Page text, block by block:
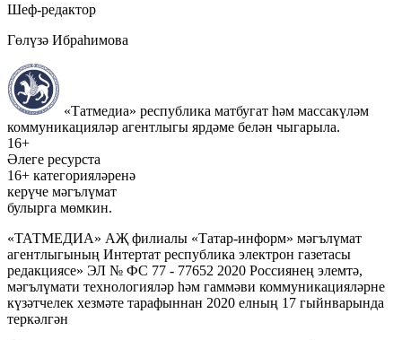
Шеф-редактор
Гөлүзә Ибраһимова
«Татмедиа» республика матбугат һәм массакүләм
коммуникацияләр агентлыгы ярдәме белән чыгарыла.
16+
Әлеге ресурста
16+ категорияләренә
керүче мәгълүмат
булырга мөмкин.
«ТАТМЕДИА» АҖ филиалы «Татар-информ» мәгълүмат
агентлыгының Интертат республика электрон газетасы
редакциясе» ЭЛ № ФС 77 - 77652 2020 Россиянең элемтә,
мәгълүмати технологияләр һәм гаммәви коммуникацияләрне
күзәтчелек хезмәте тарафыннан 2020 елның 17 гыйнварында
теркәлгән